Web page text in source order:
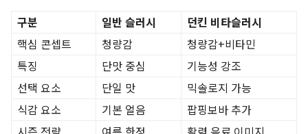
구분 일반 슬러시
던킨 비타슬러시
핵심 콘셉트
청량감
청량감+비타민
특징
단맛 중심
기능성 강조
선택 요소
단일 맛
믹솔로지 가능
식감 요소
기본 얼음
팝핑보바 추가